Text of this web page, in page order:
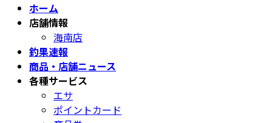
ホーム
店舗情報
海南店
釣果速報
商品・店舗ニュース
各種サービス
エサ
ポイントカード